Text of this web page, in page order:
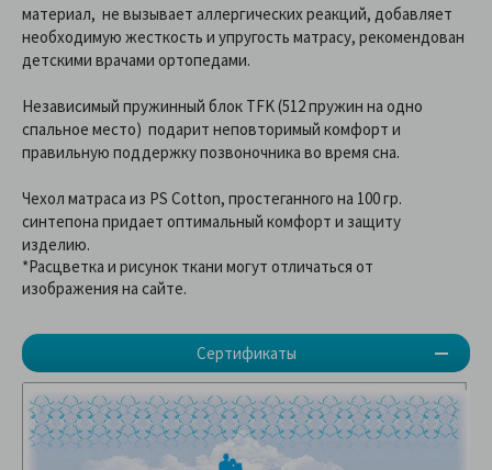
Сертификаты
материал, не вызывает аллергических реакций, добавляет
необходимую жесткость и упругость матрасу, рекомендован
детскими врачами ортопедами.
Независимый пружинный блок TFK (512 пружин на одно
спальное место) подарит неповторимый комфорт и
правильную поддержку позвоночника во время сна.
Чехол матраса из PS Cotton, простеганного на 100 гр.
синтепона придает оптимальный комфорт и защиту
изделию.
*Расцветка и рисунок ткани могут отличаться от
изображения на сайте.